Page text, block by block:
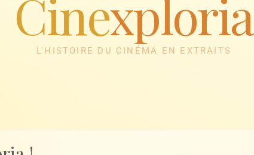
Cinexploria
L'HISTOIRE DU CINÉMA EN EXTRAITS